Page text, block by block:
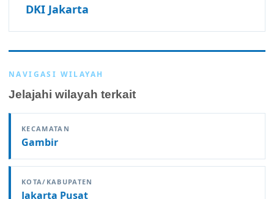
DKI Jakarta
NAVIGASI WILAYAH
Jelajahi wilayah terkait
KECAMATAN
Gambir
KOTA/KABUPATEN
Jakarta Pusat